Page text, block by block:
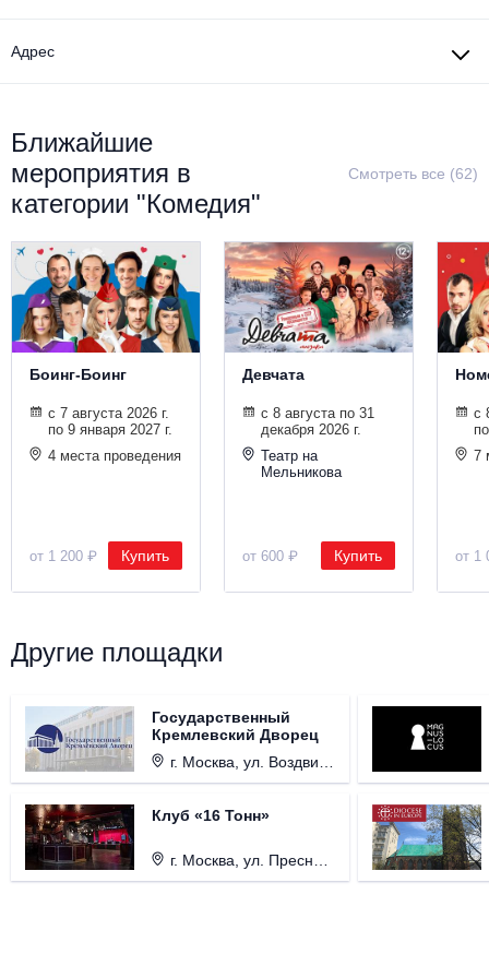
Адрес
Ближайшие
мероприятия в
категории "Комедия"
Смотреть все (62)
Боинг-Боинг
с 7 августа 2026 г.
по 9 января 2027 г.
4 места проведения
от 1 200 ₽ Купить
Девчата
с 8 августа по 31
декабря 2026 г.
Театр на
Мельникова
от 600 ₽ Купить
с
7
от 1
Другие площадки
Государственный
Кремлевский Дворец
г. Москва, ул. Воздвиженка, д. 1, Кремль.
Клуб «16 Тонн»
г. Москва, ул. Пресненский Вал, д. 6, стр. 1.